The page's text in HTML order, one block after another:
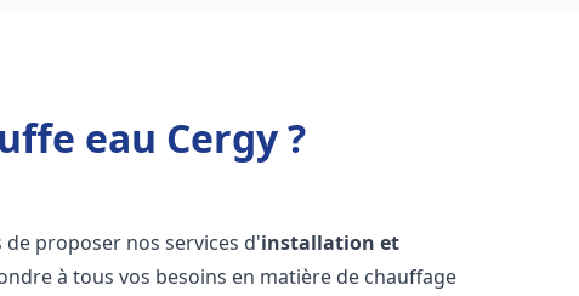
eau Cergy ?
proposer nos services d'installation et
à tous vos besoins en matière de chauffage